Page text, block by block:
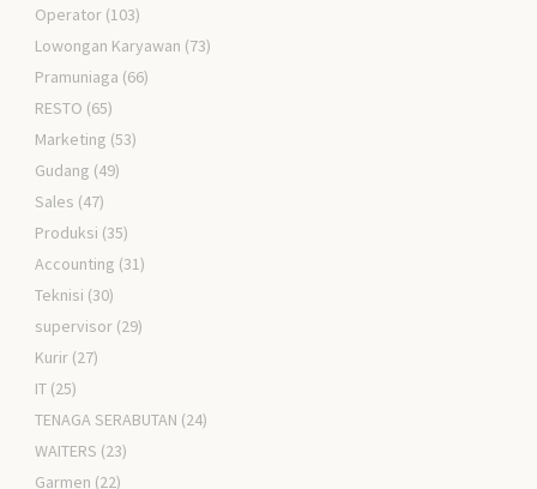
Operator (103)
Lowongan Karyawan (73)
Pramuniaga (66)
RESTO (65)
Marketing (53)
Gudang (49)
Sales (47)
Produksi (35)
Accounting (31)
Teknisi (30)
supervisor (29)
Kurir (27)
IT (25)
TENAGA SERABUTAN (24)
WAITERS (23)
Garmen (22)